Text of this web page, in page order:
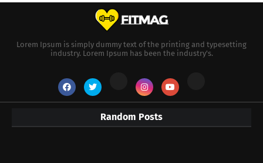
Lorem Ipsum is simply dummy text of the printing and typesetting
industry. Lorem Ipsum has been the industry's.
Random Posts